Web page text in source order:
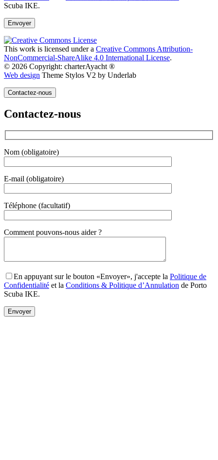
Scuba IKE.
This work is licensed under a Creative Commons Attribution-
NonCommercial-ShareAlike 4.0 International License.
© 2026 Copyright: charterAyacht ®
Web design Theme Stylos V2 by Underlab
Contactez-nous
Contactez-nous
Nom (obligatoire)
E-mail (obligatoire)
Téléphone (facultatif)
Gender
Comment pouvons-nous aider ?
En appuyant sur le bouton «Envoyer», j'accepte la Politique de
Confidentialité et la Conditions & Politique d’Annulation de Porto
Scuba IKE.